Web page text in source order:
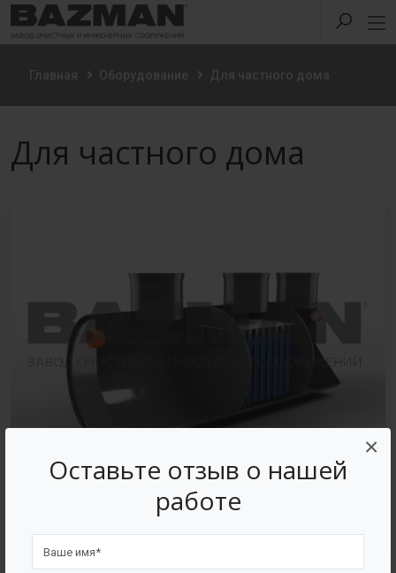
Оставьте отзыв о нашей
работе
×
Главная Оборудование Для частного дома
Для частного дома
Септик из полиэтилена